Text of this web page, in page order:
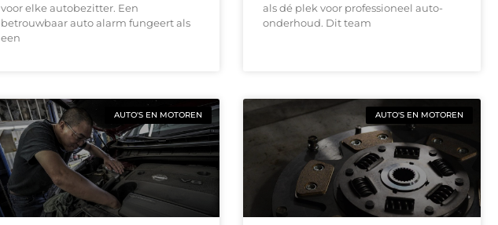
voor elke autobezitter. Een
betrouwbaar auto alarm fungeert als
een
als dé plek voor professioneel auto-
onderhoud. Dit team
AUTO'S EN MOTOREN AUTO'S EN MOTOREN